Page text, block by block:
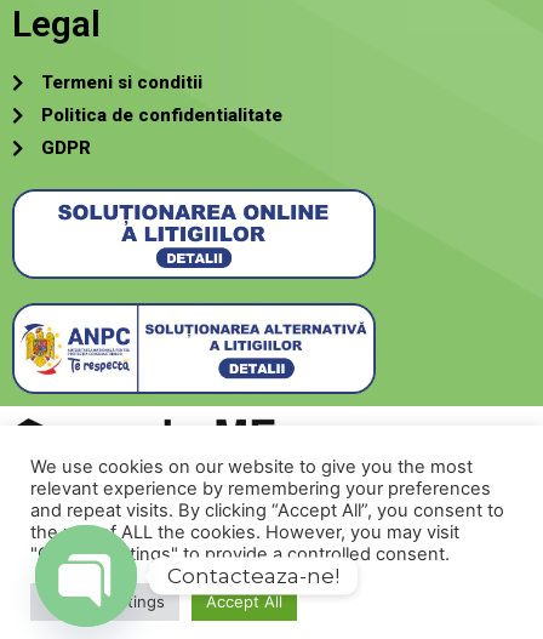
Legal
Termeni si conditii
Politica de confidentialitate
GDPR
Creat deSecurMeNow
© 2022 romehome.ro
We use cookies on our website to give you the most
relevant experience by remembering your preferences
and repeat visits. By clicking “Accept All”, you consent to
the use of ALL the cookies. However, you may visit
"Cookie Settings" to provide a controlled consent.
Cookie Settings Accept All
Contacteaza-ne!
Open